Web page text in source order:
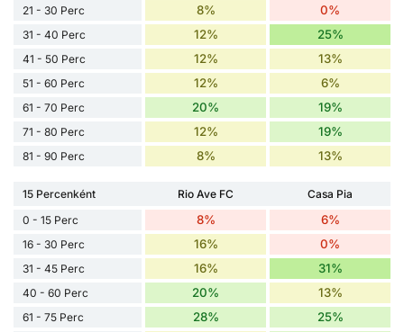
21 - 30 Perc 8% 0%
31 - 40 Perc 12% 25%
41 - 50 Perc 12% 13%
51 - 60 Perc 12% 6%
61 - 70 Perc 20% 19%
71 - 80 Perc 12% 19%
81 - 90 Perc 8% 13%
15 Percenként Rio Ave FC
Casa Pia
0 - 15 Perc
8% 6%
16 - 30 Perc 16% 0%
31 - 45 Perc 16% 31%
40 - 60 Perc 20% 13%
61 - 75 Perc 28% 25%